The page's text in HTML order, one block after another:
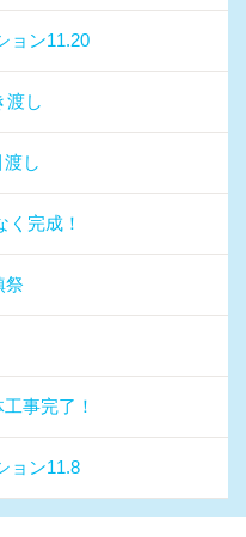
ョン11.20
し
し
く完成！
祭
事完了！
ョン11.8